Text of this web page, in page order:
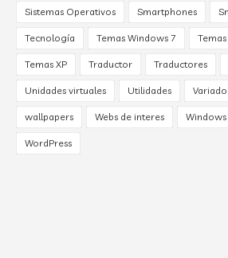
Sistemas Operativos Smartphones
Tecnología Temas Windows 7
Temas XP Traductor Traductores
Unidades virtuales Utilidades Variado
wallpapers Webs de interes
WordPress